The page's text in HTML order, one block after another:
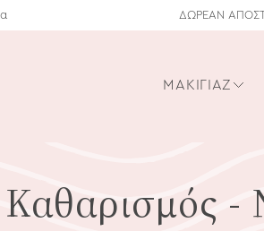
ΔΩΡΕΑΝ
ΜΑΚΙΓΙΆΖ
Καθαρισμός -